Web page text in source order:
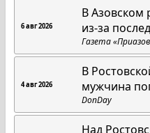
6 авг 2026
В Азовском
из-за
Газета
4 авг 2026
В
мужчина
DonDay
Над